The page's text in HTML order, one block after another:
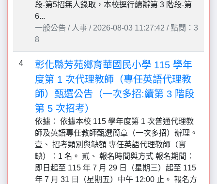
段-第5招無人錄取，本校逕行續辦第 3 階段-第
6...
一般公告 / 人事 / 2026-08-03 11:27:42 / 點閱：3
8
4
彰化縣芳苑鄉育華國民小學 115 學年
度第 1 次代理教師（專任英語代理教
師）甄選公告（一次多招:續第 3 階段
第 5 次招考）
依據： 依據本校 115 學年度第 1 次普通代理教
師及英語專任教師甄選簡章（一次多招）辦理。
壹、 招考類別與缺額 專任英語代理教師（實
缺）：1 名。 貳、 報名時間與方式 報名期間：
即日起至 115 年 7 月 29 日（星期三）起至 115
年 7 月 31 日（星期五）中午 12:00 止。 報名方